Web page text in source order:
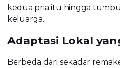
kedua pria itu hingga
keluarga.
Adaptasi Lokal
Berbeda dari sekadar